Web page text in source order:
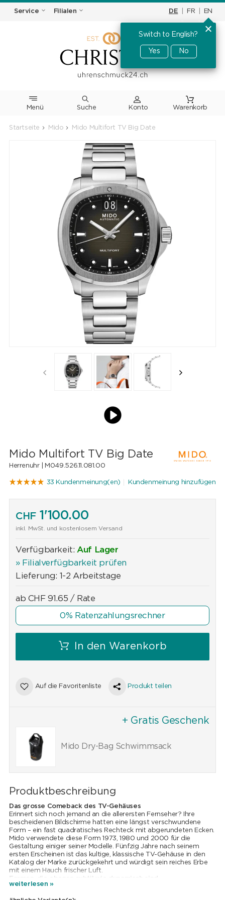
Service Filialen DE FR EN
Switch to English?
Yes No
Menü Suche Warenkorb
Startseite Mido Mido Multifort TV Big Date
Mido Multifort TV Big Date
Herrenuhr | M049.526.11.081.00
33 Kundenmeinung(en) Kundenmeinung hinzufügen
CHF1'100.00
inkl. MwSt. und kostenlosem Versand
Verfügbarkeit: Auf Lager
» Filialverfügbarkeit prüfen
Lieferung: 1-2 Arbeitstage
ab CHF91.65 / Rate
0% Ratenzahlungsrechner
In den Warenkorb
Auf die Favoritenliste Produkt teilen
+ Gratis Geschenk
Mido Dry-Bag Schwimmsack
Produktbeschreibung
Das grosse Comeback des TV-Gehäuses
Erinnert sich noch jemand an die allerersten Fernseher? Ihre
bescheidenen Bildschirme hatten eine längst verschwundene
Form – ein fast quadratisches Rechteck mit abgerundeten Ecken.
Mido verwendete diese Form 1973, 1980 und 2000 für die
Gestaltung einiger seiner Modelle. Fünfzig Jahre nach seinem
ersten Erscheinen ist das kultige, klassische TV-Gehäuse in den
Katalog der Marke zurückgekehrt und würdigt sein reiches Erbe
mit einem Hauch frischer Luft.
Eine flache, quadratische, satinierte Lünette umgibt das
weiterlesen »